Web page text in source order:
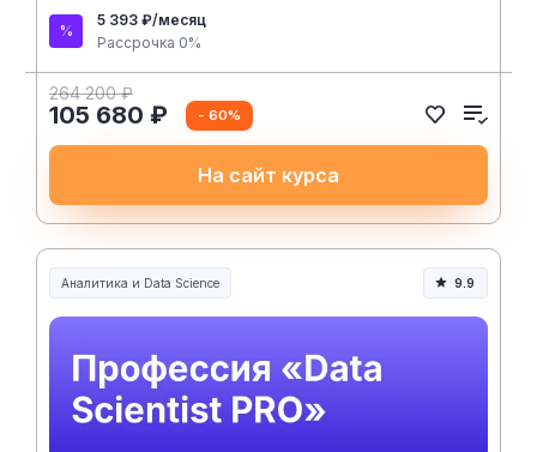
5 393 ₽/месяц
Рассрочка 0%
264 200 ₽
105 680 ₽ - 60%
На сайт курса
Аналитика и Data Science 9.9